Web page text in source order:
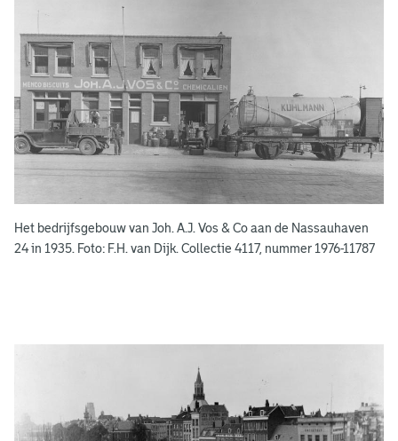
e
s
b
o
e
e
n
n
Het bedrijfsgebouw van Joh. A.J. Vos & Co aan de Nassauhaven
24 in 1935. Foto: F.H. van Dijk. Collectie 4117, nummer 1976-11787
n